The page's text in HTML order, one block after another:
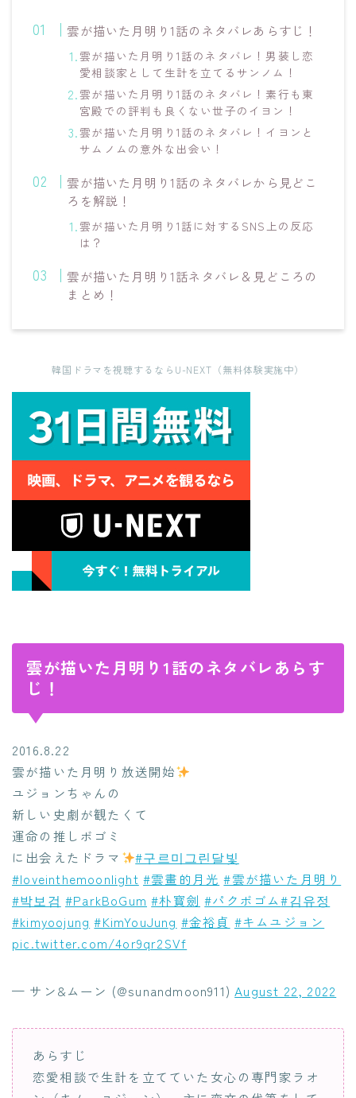
雲が描いた月明り1話のネタバレあらすじ！
雲が描いた月明り1話のネタバレ！男装し恋
愛相談家として生計を立てるサンノム！
雲が描いた月明り1話のネタバレ！素行も東
宮殿での評判も良くない世子のイヨン！
雲が描いた月明り1話のネタバレ！イヨンと
サムノムの意外な出会い！
雲が描いた月明り1話のネタバレから見どこ
ろを解説！
雲が描いた月明り1話に対するSNS上の反応
は？
雲が描いた月明り1話ネタバレ＆見どころの
まとめ！
韓国ドラマを視聴するならU-NEXT（無料体験実施中）
雲が描いた月明り1話のネタバレあらす
じ！
2016.8.22
雲が描いた月明り放送開始
ユジョンちゃんの
新しい史劇が観たくて
運命の推しボゴミ
に出会えたドラマ
#구르미그린달빛
#loveinthemoonlight #雲畫的月光 #雲が描いた月明り
#박보검 #ParkBoGum #朴寳劍 #パクボゴム#김유정
#kimyoojung #KimYouJung #金裕貞 #キムユジョン
pic.twitter.com/4or9qr2SVf
— サン&ムーン (@sunandmoon911)August 22, 2022
あらすじ
恋愛相談で生計を立てていた女心の専門家ラオ